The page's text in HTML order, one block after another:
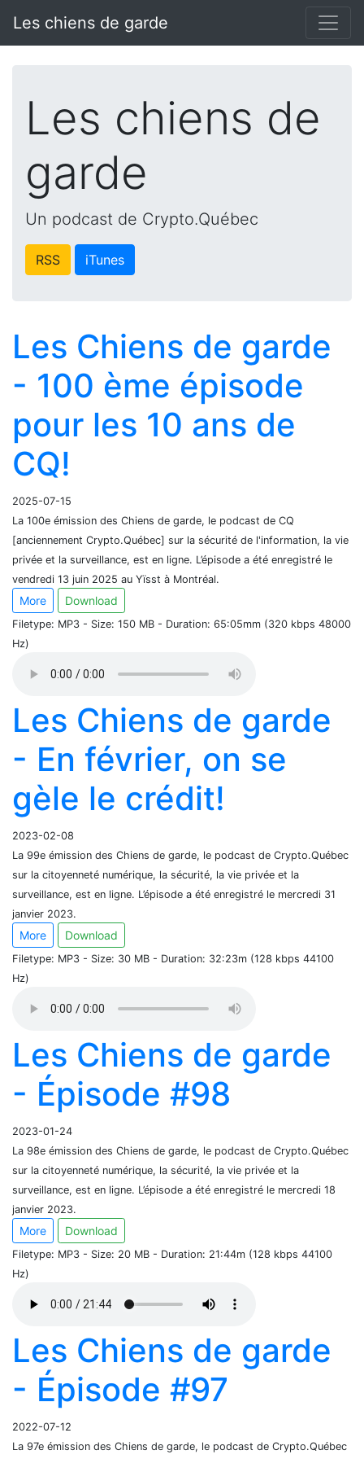
Les chiens de garde
Les chiens de
garde
Un podcast de Crypto.Québec
RSS iTunes
Les Chiens de garde
- 100 ème épisode
pour les 10 ans de
CQ!
2025-07-15
La 100e émission des Chiens de garde, le podcast de CQ
[anciennement Crypto.Québec] sur la sécurité de l'information, la vie
privée et la surveillance, est en ligne. L’épisode a été enregistré le
vendredi 13 juin 2025 au Yïsst à Montréal.
More Download
Filetype: MP3 - Size: 150 MB - Duration: 65:05mm (320 kbps 48000
Hz)
Les Chiens de garde
- En février, on se
gèle le crédit!
2023-02-08
La 99e émission des Chiens de garde, le podcast de Crypto.Québec
sur la citoyenneté numérique, la sécurité, la vie privée et la
surveillance, est en ligne. L’épisode a été enregistré le mercredi 31
janvier 2023.
More Download
Filetype: MP3 - Size: 30 MB - Duration: 32:23m (128 kbps 44100
Hz)
Les Chiens de garde
- Épisode #98
2023-01-24
La 98e émission des Chiens de garde, le podcast de Crypto.Québec
sur la citoyenneté numérique, la sécurité, la vie privée et la
surveillance, est en ligne. L’épisode a été enregistré le mercredi 18
janvier 2023.
More Download
Filetype: MP3 - Size: 20 MB - Duration: 21:44m (128 kbps 44100
Hz)
Les Chiens de garde
- Épisode #97
2022-07-12
La 97e émission des Chiens de garde, le podcast de Crypto.Québec